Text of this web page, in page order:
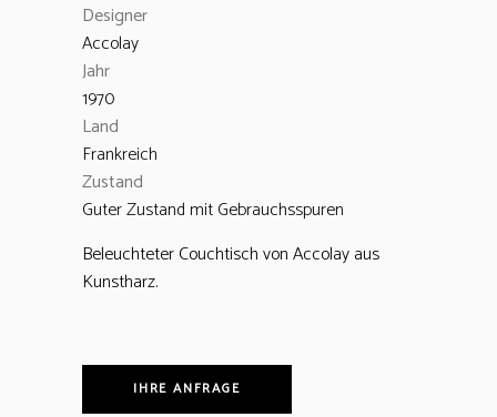
Designer
Accolay
Jahr
1970
Land
Frankreich
Zustand
Guter Zustand mit Gebrauchsspuren
Beleuchteter Couchtisch von Accolay aus
Kunstharz.
IHRE ANFRAGE